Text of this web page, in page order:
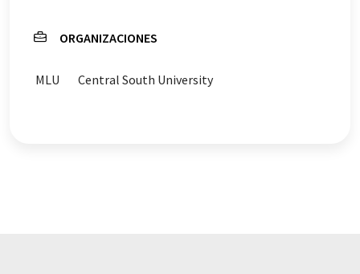
ORGANIZACIONES
MLU Central South University